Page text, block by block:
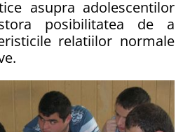
asupra adolescentilor
posibilitatea de a
relatiilor normale